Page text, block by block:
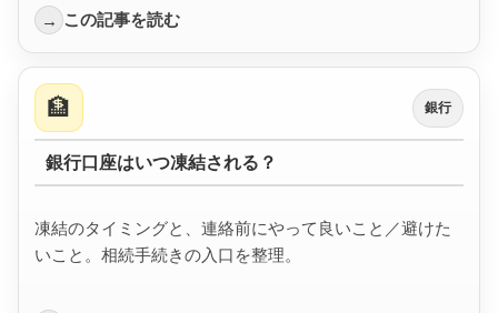
→ この記事を読む
🏦 銀行
銀行口座はいつ凍結される？
凍結のタイミングと、連絡前にやって良いこと／避けた
いこと。相続手続きの入口を整理。